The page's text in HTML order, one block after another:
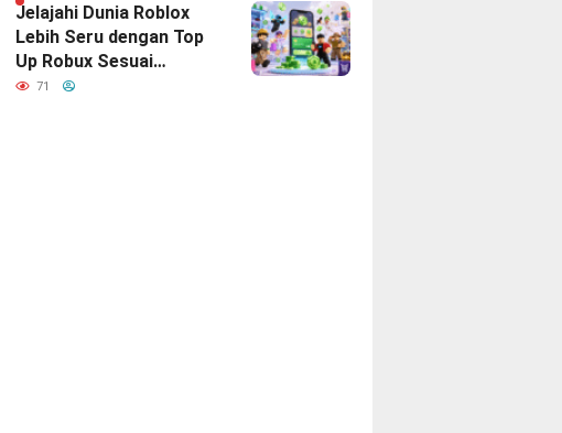
Indonesia
Jelajahi Dunia Roblox
Lebih Seru dengan Top
Up Robux Sesuai
Kebutuhan
71